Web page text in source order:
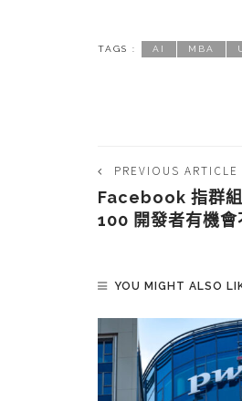
TAGS : AI MBA
PREVIOUS ARTICLE
Facebook 指群
100 開發者有機
YOU MIGHT ALSO